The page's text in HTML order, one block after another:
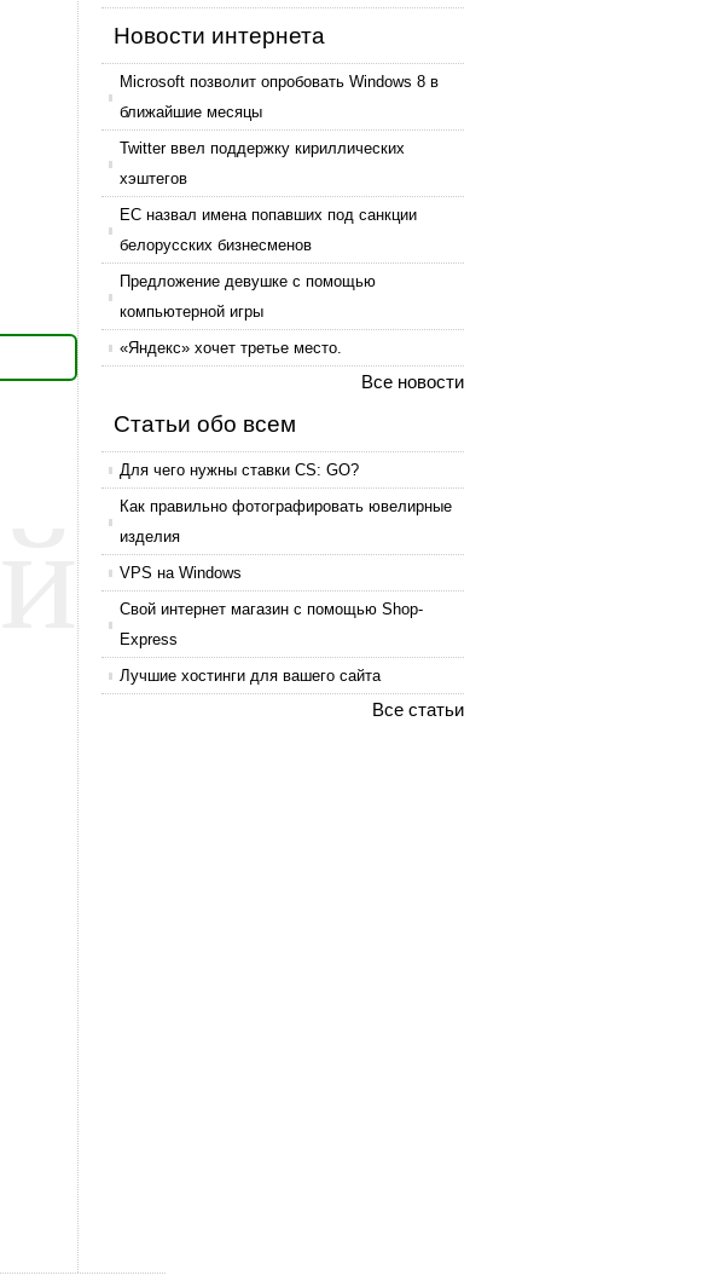
Новости интернета
Microsoft позволит опробовать Windows 8 в
ближайшие месяцы
Twitter ввел поддержку кириллических
хэштегов
ЕС назвал имена попавших под санкции
белорусских бизнесменов
Предложение девушке с помощью
компьютерной игры
«Яндекс» хочет третье место.
Все новости
Статьи обо всем
Для чего нужны ставки CS: GO?
Как правильно фотографировать ювелирные
изделия
VPS на Windows
Свой интернет магазин с помощью Shop-
Express
Лучшие хостинги для вашего сайта
Все статьи